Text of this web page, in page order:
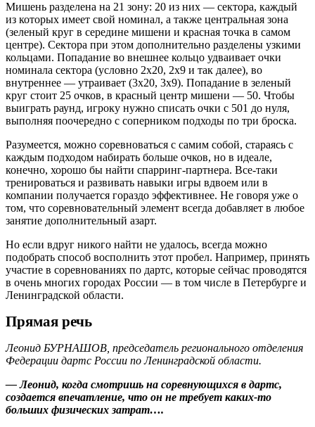
Мишень разделена на 21 зону: 20 из них — сектора, каждый
из которых имеет свой номинал, а также центральная зона
(зеленый круг в середине мишени и красная точка в самом
центре). Сектора при этом дополнительно разделены узкими
кольцами. Попадание во внешнее кольцо удваивает очки
номинала сектора (условно 2x20, 2x9 и так далее), во
внутреннее — утраивает (3x20, 3x9). Попадание в зеленый
круг стоит 25 очков, в красный центр мишени — 50. Чтобы
выиграть раунд, игроку нужно списать очки с 501 до нуля,
выполняя поочередно с соперником подходы по три броска.
Разумеется, можно соревноваться с самим собой, стараясь с
каждым подходом набирать больше очков, но в идеале,
конечно, хорошо бы найти спарринг-партнера. Все‑таки
тренироваться и развивать навыки игры вдвоем или в
компании получается гораздо эффективнее. Не говоря уже о
том, что соревновательный элемент всегда ­добавляет в любое
занятие дополнительный азарт.
Но если вдруг никого найти не удалось, всегда можно
подобрать способ восполнить этот пробел. Например, принять
участие в соревнованиях по ­дартс, которые сейчас проводятся
в очень многих городах России — в том числе в Петербурге и
Ленинградской области.
Прямая речь
Леонид БУРНАШОВ, председатель регионального отделения
Федерации дартс России по Ленинградской области.
— Леонид, когда смотришь на соревнующихся в дартс,
создается впечатление, что он не требует каких‑то
больших физических затрат….